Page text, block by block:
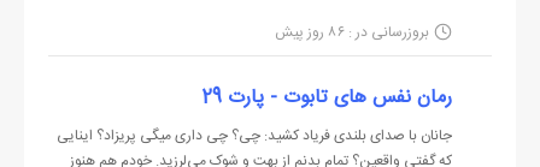
ترین کار عمرشان را انجام دهند‌.
این ترسم را بیشتر می‌کرد...
نمی‌شناختمشان، کاری هم نکرده بودم و هرچقدر که فکر می‌کردم عقلم
به جایی قد نمی‌داد.
درونش داشت طغیان می‌کرد و او توانایی سرکوبِ خاطره‌ها را نداشت.
مات خیره به میز جلوییش بود. ایوبی با آب ...
بروزرسانی در : ۸۶ روز پیش
رمان نفس های تابوت - پارت 29
جانان با صدای بلندی فریاد کشید: چی؟ چی داری میگی پریزاد؟ اینایی
که گفتی واقعین؟ تمام بدنم از بهت و شوک می‌لرزید. خودم هم هنوز